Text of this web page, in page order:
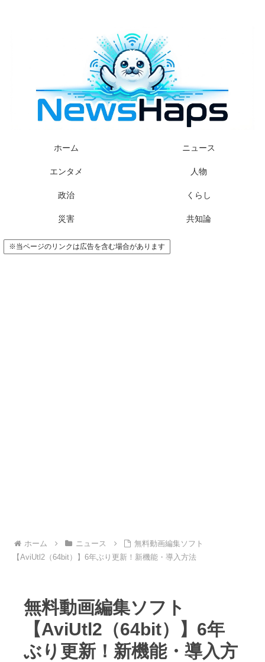
ホーム ニュース
エンタメ 人物
政治 くらし
災害 共知論
※当ページのリンクは広告を含む場合があります
ホーム ニュース
無料動画編集ソフト
【AviUtl2（64bit）】6年ぶり更新！新機能・導入方法
無料動画編集ソフト
【AviUtl2（64bit）】6年
ぶり更新！新機能・導入方